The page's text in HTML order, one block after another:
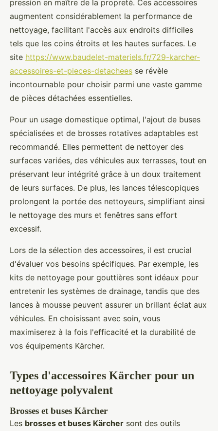
pression en maître de la propreté. Ces accessoires
augmentent considérablement la performance de
nettoyage, facilitant l'accès aux endroits difficiles
tels que les coins étroits et les hautes surfaces. Le
site https://www.baudelet-materiels.fr/729-karcher-
accessoires-et-pieces-detachees se révèle
incontournable pour choisir parmi une vaste gamme
de pièces détachées essentielles.
Pour un usage domestique optimal, l'ajout de buses
spécialisées et de brosses rotatives adaptables est
recommandé. Elles permettent de nettoyer des
surfaces variées, des véhicules aux terrasses, tout en
préservant leur intégrité grâce à un doux traitement
de leurs surfaces. De plus, les lances télescopiques
prolongent la portée des nettoyeurs, simplifiant ainsi
le nettoyage des murs et fenêtres sans effort
excessif.
Lors de la sélection des accessoires, il est crucial
d'évaluer vos besoins spécifiques. Par exemple, les
kits de nettoyage pour gouttières sont idéaux pour
entretenir les systèmes de drainage, tandis que des
lances à mousse peuvent assurer un brillant éclat aux
véhicules. En choisissant avec soin, vous
maximiserez à la fois l'efficacité et la durabilité de
vos équipements Kärcher.
Types d'accessoires Kärcher pour un
nettoyage polyvalent
Brosses et buses Kärcher
Les brosses et buses Kärcher sont des outils